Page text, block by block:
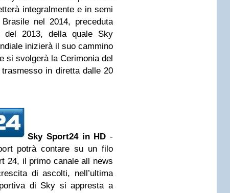
integralmente e in semi
nel 2014, preceduta
del 2013, della quale Sky
inizierà il suo cammino
si svolgerà la Cerimonia del
in diretta dalle 20
Sky Sport24 in HD -
potrà contare su un filo
24, il primo canale all news
di ascolti, nell’ultima
di Sky si appresta a